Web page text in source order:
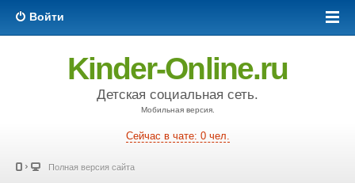
Войти
Kinder-Online.ru
Детская социальная сеть.
Мобильная версия.
Сейчас в чате: 0 чел.
Полная версия сайта